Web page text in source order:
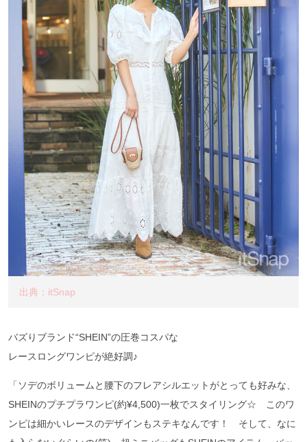
出典：itSnap
バズりブランド“SHEIN”の圧巻コスパな
レースロングワンピが絶好調♪
「ソデのボリュームと腰下のフレアシルエットがとっても好みな、
SHEINのプチプラワンピ(約¥4,500)一枚でスタイリング☆ このワ
ンピは細かいレースのデザインもステキなんです！ そして、なに